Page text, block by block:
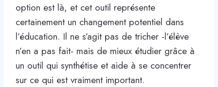
option est là, et cet outil représente
certainement un changement potentiel dans
l’éducation. Il ne s’agit pas de tricher -l’élève
n’en a pas fait- mais de mieux étudier grâce à
un outil qui synthétise et aide à se concentrer
sur ce qui est vraiment important.